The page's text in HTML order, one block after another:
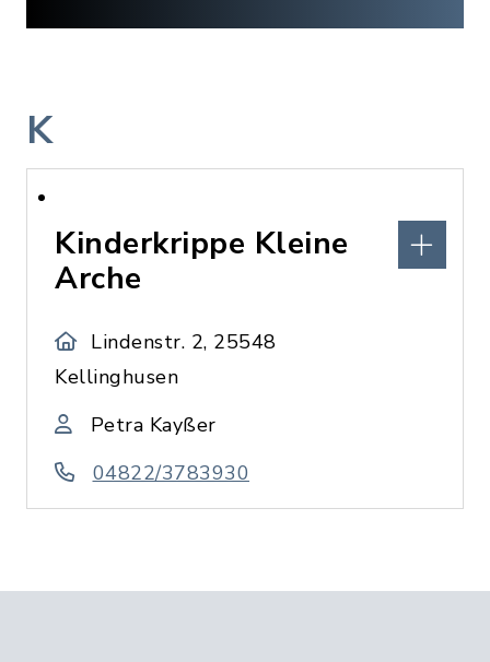
K
Kinderkrippe Kleine
Arche
Lindenstr. 2, 25548
Kellinghusen
Petra Kayßer
04822/3783930